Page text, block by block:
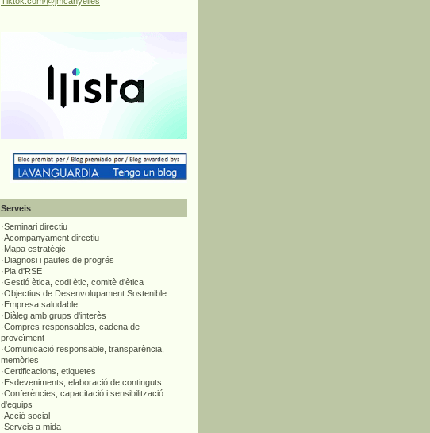
Serveis
·Seminari directiu
·Acompanyament directiu
·Mapa estratègic
·Diagnosi i pautes de progrés
·Pla d'RSE
·Gestió ètica, codi ètic, comitè d'ètica
·Objectius de Desenvolupament Sostenible
·Empresa saludable
·Diàleg amb grups d'interès
·Compres responsables, cadena de
proveïment
·Comunicació responsable, transparència,
memòries
·Certificacions, etiquetes
·Esdeveniments, elaboració de continguts
·Conferències, capacitació i sensibilització
d'equips
·Acció social
·Serveis a mida